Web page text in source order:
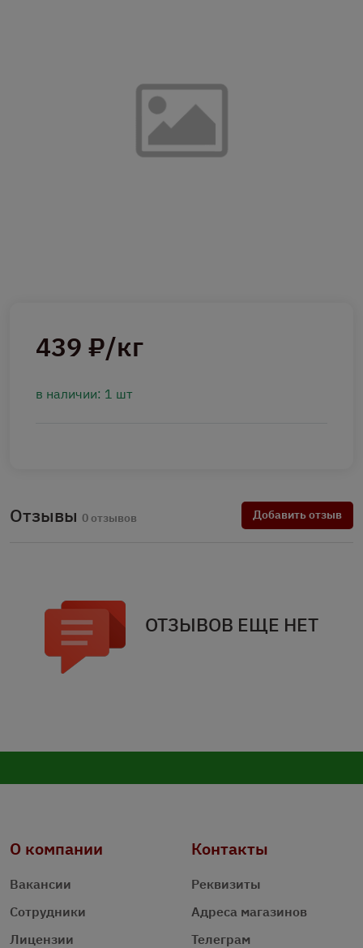
439 ₽/кг
в наличии: 1 шт
Отзывы 0 отзывов Добавить отзыв
ОТЗЫВОВ ЕЩЕ НЕТ
О компании
Вакансии
Сотрудники
Лицензии
Контакты
Реквизиты
Адреса магазинов
Телеграм